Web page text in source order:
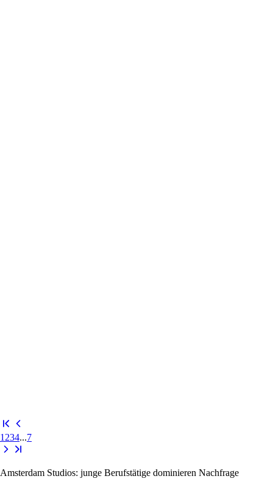
1 234...7
Amsterdam Studios: junge Berufstätige dominieren Nachfrage